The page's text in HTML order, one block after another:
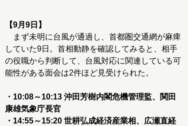
【9月9日】
まず未明に台風が通過し、首都圏交通網が麻痺
していた9日。首相動静を確認してみると、相手
の役職から判断して、台風対応に関連している可
能性がある面会は2件ほど見受けられた。
・10:08～10:13 沖田芳樹内閣危機管理監、関田
康雄気象庁長官
・14:55～15:20 世耕弘成経済産業相、広瀬直経